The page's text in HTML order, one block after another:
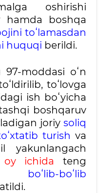
oshirishi
hamda boshqa
toʻlamasdan
huquqi berildi.
moddasi oʻn
toʻlovga
ish boʻyicha
boshqaruv
joriy soliq
turish va
yakunlangach
oy ichidateng
boʻlib-boʻlib